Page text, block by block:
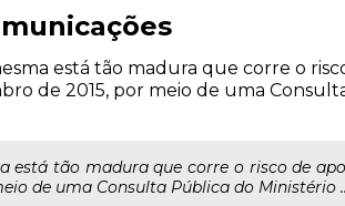
está tão madura que corre o
de 2015, por meio de uma
está tão madura que corre o risco de
de uma Consulta Pública do Ministério